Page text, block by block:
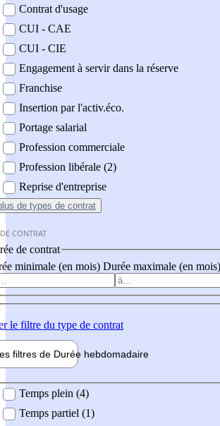
Contrat d'usage
CUI - CAE
CUI - CIE
Engagement à servir dans la réserve
Franchise
Insertion par l'activ.éco.
Portage salarial
Profession commerciale
Profession libérale (2)
Reprise d'entreprise
de types de contrat
CONTRAT
de contrat
minimale (en mois) Durée maximale (en mois)
le filtre du type de contrat
filtres de Durée hebdomadaire
Temps plein (4)
Temps partiel (1)